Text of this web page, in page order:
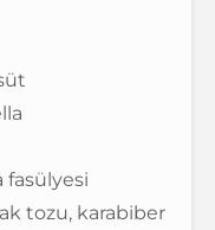
fasülyesi
tozu, karabiber